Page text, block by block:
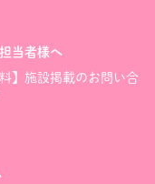
当者様へ
料】施設掲載のお問い合